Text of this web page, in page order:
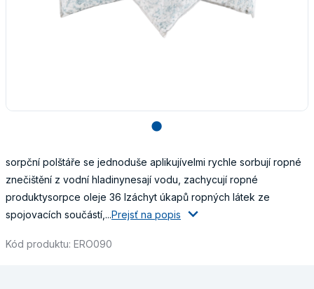
lens
sorpční polštáře se jednoduše aplikujívelmi rychle sorbují ropné
znečištění z vodní hladinynesají vodu, zachycují ropné
produktysorpce oleje 36 lzáchyt úkapů ropných látek ze
spojovacích součástí,...Prejsť na popis
Kód produktu: ERO090